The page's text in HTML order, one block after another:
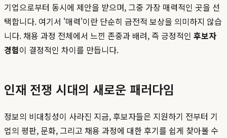
기업으로부터 동시에 제안을 받으며, 그중 가장 매력적인 곳을 선
택합니다. 여기서 '매력'이란 단순히 금전적 보상을 의미하지 않습
니다. 채용 과정 전체에서 느낀 존중과 배려, 즉 긍정적인 후보자
경험이 결정적인 차이를 만듭니다.
인재 전쟁 시대의 새로운 패러다임
정보의 비대칭성이 사라진 지금, 후보자들은 지원하기 전부터 기
업의 평판, 문화, 그리고 채용 과정에 대한 후기를 쉽게 찾아볼 수